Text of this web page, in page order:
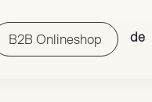
B2B Onlineshop de